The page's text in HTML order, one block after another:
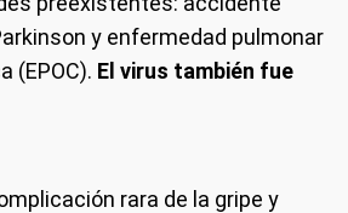
y enfermedad pulmonar
(EPOC). El virus también fue
rara de la gripe y